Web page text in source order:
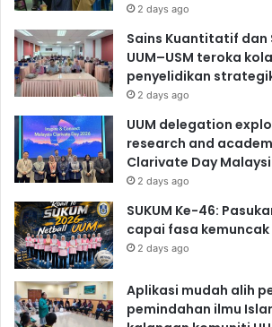
2 days ago
Sains Kuantitatif dan
UUM–USM teroka
penyelidikan
2 days ago
UUM delegation
research and
Clarivate Day
2 days ago
SUKUM Ke-46:
capai fasa
2 days ago
Aplikasi mudah alih
pemindahan ilmu